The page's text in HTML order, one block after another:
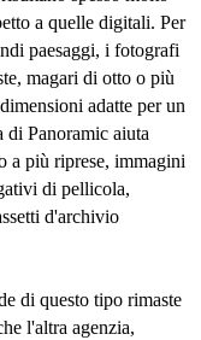
a quelle digitali. Per
paesaggi, i fotografi
magari di otto o più
adatte per un
di Panoramic aiuta
a più riprese, immagini
di pellicola,
d'archivio
di questo tipo rimaste
l'altra agenzia,